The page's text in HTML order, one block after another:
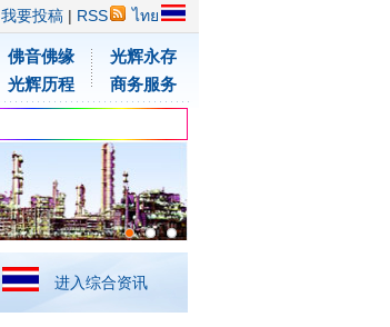
我要投稿 | RSS ไทย
佛音佛缘
光辉历程
光辉永存
商务服务
进入综合资讯